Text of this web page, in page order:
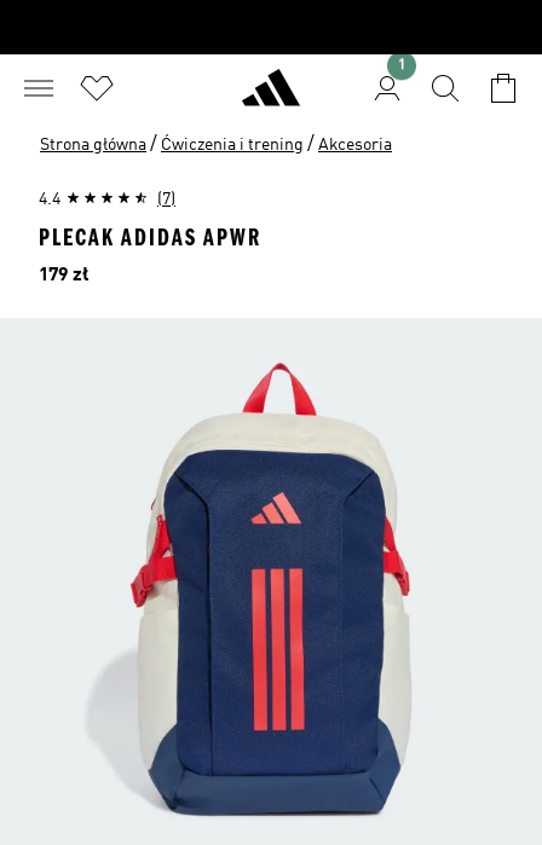
1
Strona główna / Ćwiczenia i trening / Akcesoria
4.4 (7)
PLECAK ADIDAS APWR
Cena
179 zł